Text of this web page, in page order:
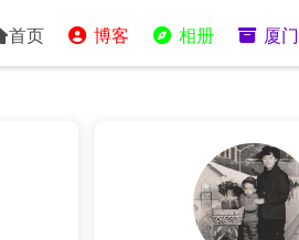
首页 博客 相册 厦门